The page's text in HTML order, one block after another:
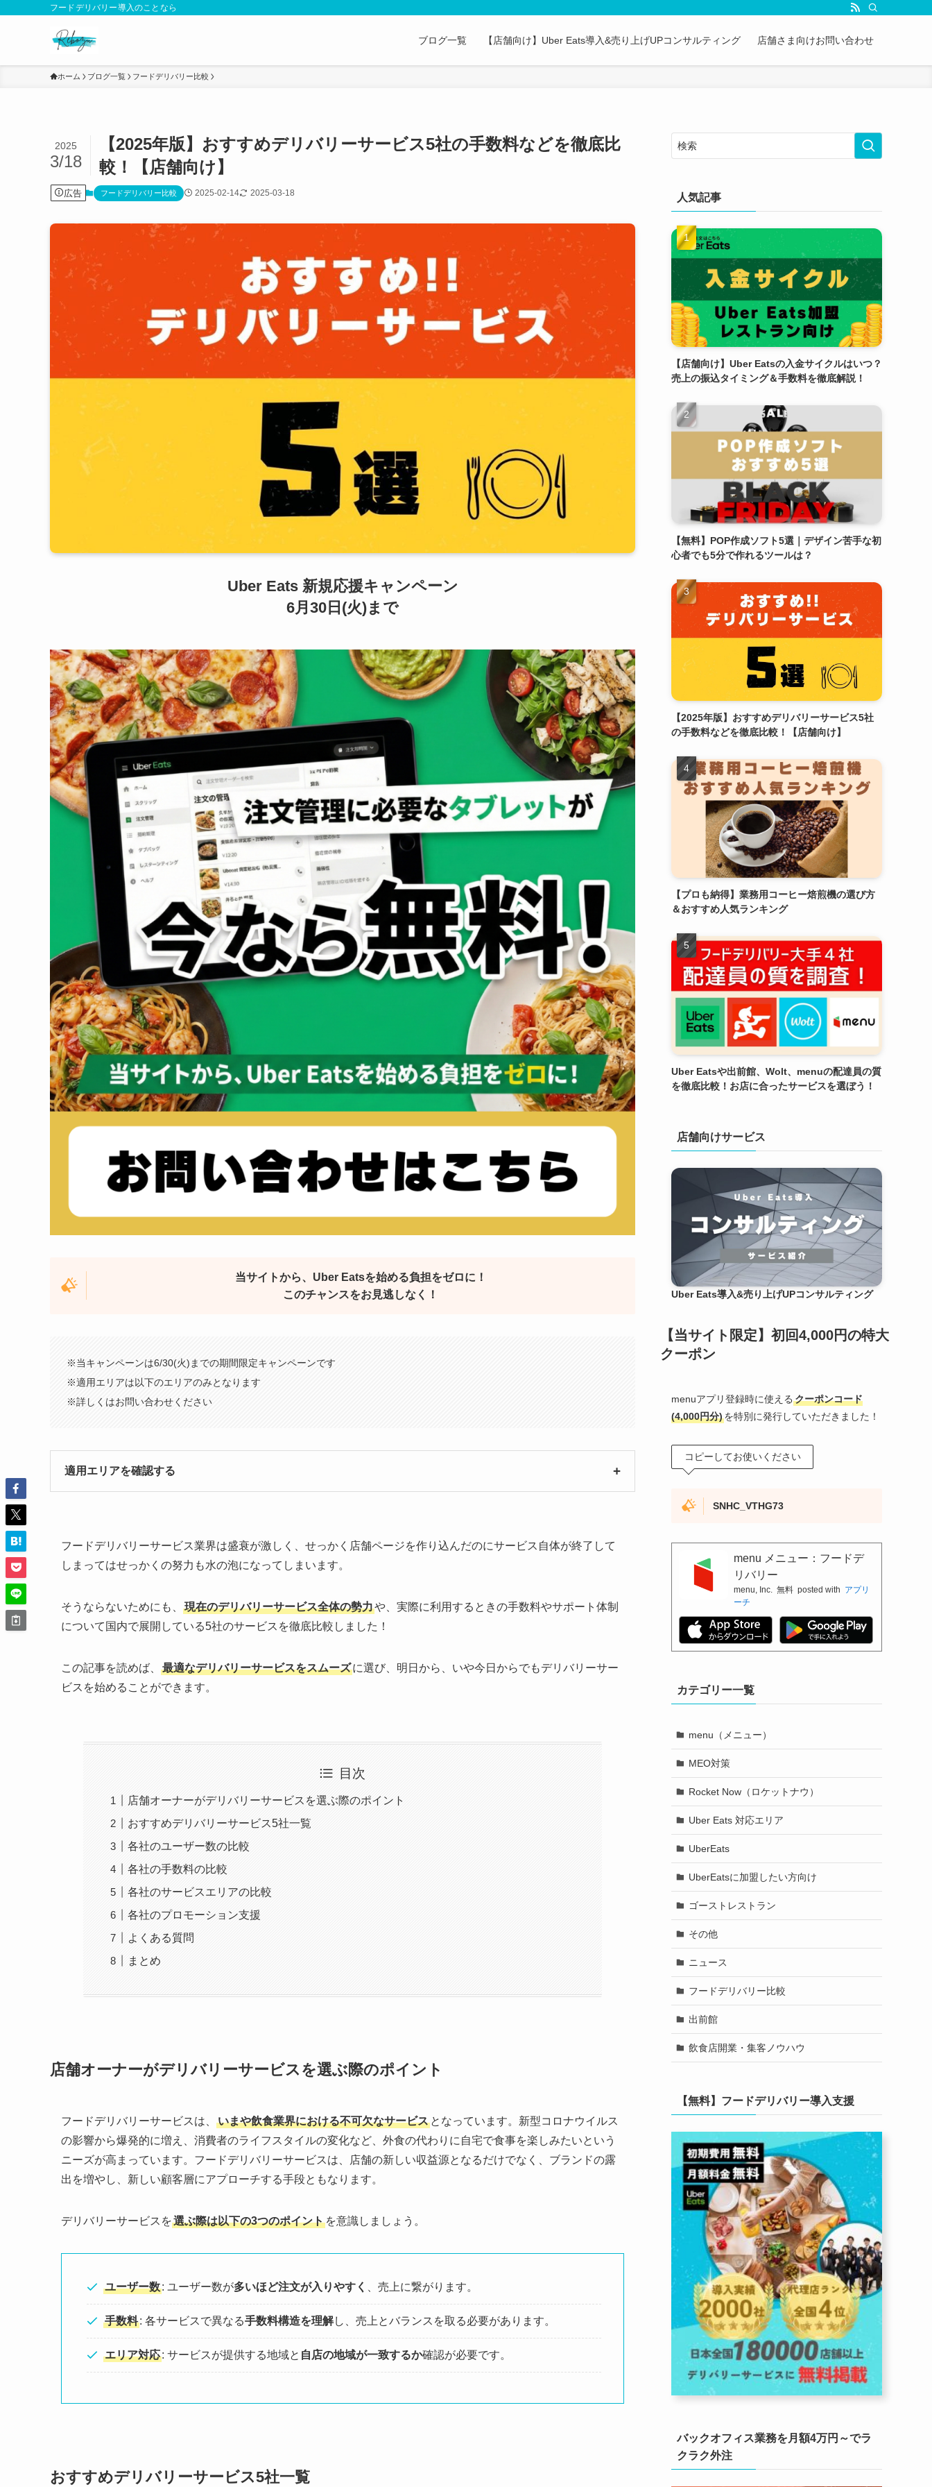
フードデリバリー導入のことなら
ブログ一覧 【店舗向け】Uber Eats導入&売り上げUPコンサルティング 店舗さま向けお問い合わせ
ホーム ブログ一覧 フードデリバリー比較
【2025年版】おすすめデリバリーサービス5社の手数料などを徹底比
較！【店舗向け】
2025
3/18
広告 フードデリバリー比較 2025-02-14 2025-03-18
Uber Eats 新規応援キャンペーン
6月30日(火)まで
当サイトから、Uber Eatsを始める負担をゼロに！
このチャンスをお見逃しなく！
※当キャンペーンは6/30(火)までの期間限定キャンペーンです
※適用エリアは以下のエリアのみとなります
※詳しくはお問い合わせください
適用エリアを確認する
フードデリバリーサービス業界は盛衰が激しく、せっかく店舗ページを作り込んだのにサービス自体が終了して
しまってはせっかくの努力も水の泡になってしまいます。
そうならないためにも、 現在のデリバリーサービス全体の勢力や、実際に利用するときの手数料やサポート体制
について国内で展開している5社のサービスを徹底比較しました！
この記事を読めば、 最適なデリバリーサービスをスムーズに選び、明日から、いや今日からでもデリバリーサー
ビスを始めることができます。
目次
店舗オーナーがデリバリーサービスを選ぶ際のポイント
おすすめデリバリーサービス5社一覧
各社のユーザー数の比較
各社の手数料の比較
各社のサービスエリアの比較
各社のプロモーション支援
よくある質問
まとめ
店舗オーナーがデリバリーサービスを選ぶ際のポイント
フードデリバリーサービスは、 いまや飲食業界における不可欠なサービス となっています。新型コロナウイルス
の影響から爆発的に増え、消費者のライフスタイルの変化など、外食の代わりに自宅で食事を楽しみたいという
ニーズが高まっています。フードデリバリーサービスは、店舗の新しい収益源となるだけでなく、ブランドの露
出を増やし、新しい顧客層にアプローチする手段ともなります。
デリバリーサービスを選ぶ際は以下の3つのポイント を意識しましょう。
ユーザー数: ユーザー数が多いほど注文が入りやすく 、売上に繋がります。
手数料: 各サービスで異なる手数料構造を理解し、売上とバランスを取る必要があります。
エリア対応: サービスが提供する地域と 自店の地域が一致するか確認が必要です。
おすすめデリバリーサービス5社一覧
人気記事
【店舗向け】Uber Eatsの入金サイクルはいつ？
売上の振込タイミング＆手数料を徹底解説！
【無料】POP作成ソフト5選｜デザイン苦手な初
心者でも5分で作れるツールは？
【2025年版】おすすめデリバリーサービス5社
の手数料などを徹底比較！【店舗向け】
【プロも納得】業務用コーヒー焙煎機の選び方
＆おすすめ人気ランキング
Uber Eatsや出前館、Wolt、menuの配達員の質
を徹底比較！お店に合ったサービスを選ぼう！
店舗向けサービス
Uber Eats導入&売り上げUPコンサルティング
【当サイト限定】初回4,000円の特大
クーポン
menuアプリ登録時に使える クーポンコード
(4,000円分)を特別に発行していただきました！
コピーしてお使いください
SNHC_VTHG73
menu メニュー：フードデ
リバリー
menu, Inc. 無料 posted with アプリ
ーチ
カテゴリー一覧
menu（メニュー）
MEO対策
Rocket Now（ロケットナウ）
Uber Eats 対応エリア
UberEats
UberEatsに加盟したい方向け
ゴーストレストラン
その他
ニュース
フードデリバリー比較
出前館
飲食店開業・集客ノウハウ
【無料】フードデリバリー導入支援
バックオフィス業務を月額4万円～でラ
クラク外注